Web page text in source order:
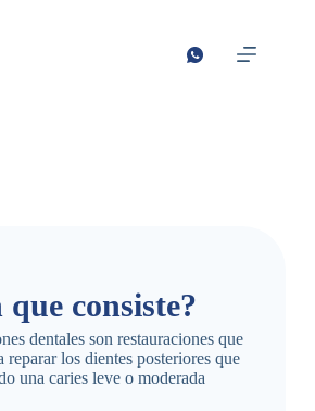
que consiste?
dentales son restauraciones que
reparar los dientes posteriores que
una caries leve o moderada